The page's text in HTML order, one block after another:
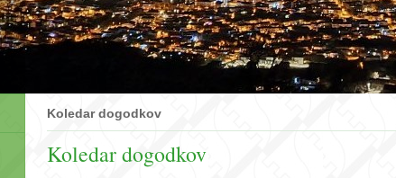
Koledar dogodkov
Koledar dogodkov